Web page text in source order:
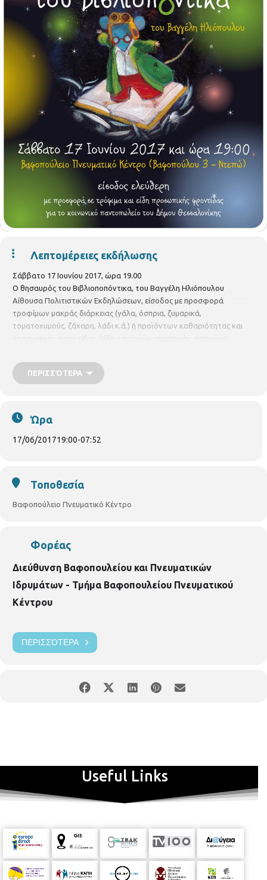
Λεπτομέρειες εκδήλωσης
Σάββατο 17 Ιουνίου 2017, ώρα 19.00
Ο θησαυρός του Βιβλιοποπόντικα, του Βαγγέλη Ηλιόπουλου
Αίθουσα Πολιτιστικών Εκδηλώσεων, είσοδος με προσφορά
τροφίμων μακράς διάρκειας (γάλα, όσπρια, ζυμαρικά,
τοματοχυμούς, ζάχαρη, λάδι κ.ά.) ή προϊόντων καθαριότητας και
Κοινωνικού Παντοπωλείου του Δήμου Θεσσαλονίκης
Θεατρική παράσταση από το τμήμα θεατρικού παιχνιδιού Α-Γ
ΠΕΡΙΣΣΌΤΕΡΑ
Ώρα
17/06/201719:00-07:52
Τοποθεσία
Βαφοπούλειο Πνευματικό Κέντρο
Φορέας
Διεύθυνση Βαφοπουλείου και Πνευματικών
Ιδρυμάτων - Τμήμα Βαφοπουλείου Πνευματικού
Κέντρου
ΠΕΡΙΣΣΌΤΕΡΑ
Useful Links